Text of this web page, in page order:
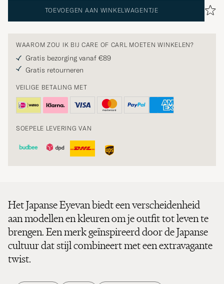
TOEVOEGEN AAN WINKELWAGENTJE
WAAROM ZOU IK BIJ CARE OF CARL MOETEN WINKELEN?
Gratis bezorging vanaf €89
Gratis retourneren
VEILIGE BETALING MET
SOEPELE LEVERING VAN
Het Japanse Eyevan biedt een verscheidenheid
aan modellen en kleuren om je outfit tot leven te
brengen. Een merk geïnspireerd door de Japanse
cultuur dat stijl combineert met een extravagante
twist.